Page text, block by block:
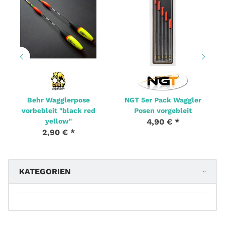
Behr Wagglerpose
vorbebleit "black red
yellow"
2,90 € *
NGT 5er Pack Waggler
Posen vorgebleit
4,90 € *
KATEGORIEN